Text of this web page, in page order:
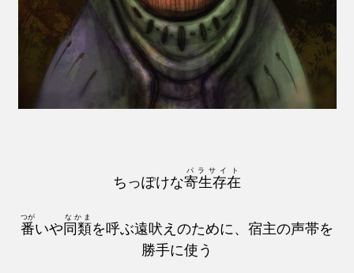
ちっぽけな寄生存在
パラサイト
番
つが
いや 同類
なかま
を呼ぶ遠吠えのために、宿主の声帯を
勝手に使う